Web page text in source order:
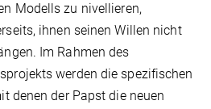
Modells zu nivellieren,
ihnen seinen Willen nicht
Im Rahmen des
werden die spezifischen
denen der Papst die neuen